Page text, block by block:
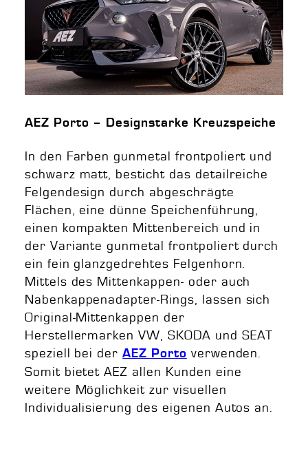
AEZ Porto – Designstarke Kreuzspeiche
In den Farben gunmetal frontpoliert und
schwarz matt, besticht das detailreiche
Felgendesign durch abgeschrägte
Flächen, eine dünne Speichenführung,
einen kompakten Mittenbereich und in
der Variante gunmetal frontpoliert durch
ein fein glanzgedrehtes Felgenhorn.
Mittels des Mittenkappen- oder auch
Nabenkappenadapter-Rings, lassen sich
Original-Mittenkappen der
Herstellermarken VW, SKODA und SEAT
speziell bei derAEZ Porto verwenden.
Somit bietet AEZ allen Kunden eine
weitere Möglichkeit zur visuellen
Individualisierung des eigenen Autos an.